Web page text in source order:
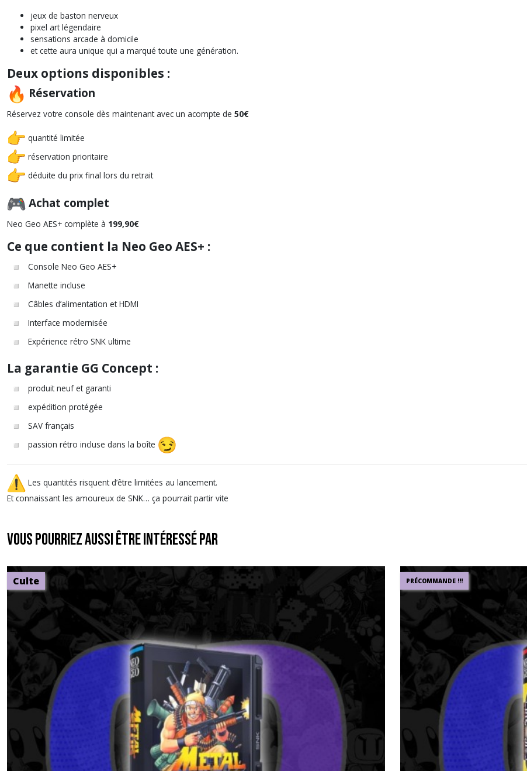
jeux de baston nerveux
pixel art légendaire
sensations arcade à domicile
et cette aura unique qui a marqué toute une génération.
Deux options disponibles :
Réservation
Réservez votre console dès maintenant avec un acompte de 50€
quantité limitée
réservation prioritaire
déduite du prix final lors du retrait
Achat complet
Neo Geo AES+ complète à 199,90€
Ce que contient la Neo Geo AES+ :
Console Neo Geo AES+
Manette incluse
Câbles d’alimentation et HDMI
Interface modernisée
Expérience rétro SNK ultime
La garantie GG Concept :
produit neuf et garanti
expédition protégée
SAV français
passion rétro incluse dans la boîte
Les quantités risquent d’être limitées au lancement.
Et connaissant les amoureux de SNK… ça pourrait partir vite
Vous pourriez aussi être intéressé par
Culte PRÉCOMMANDE !!!